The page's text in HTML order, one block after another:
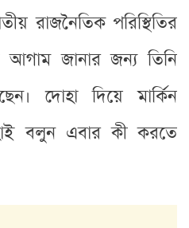
রাজনৈতিক পরিস্থিতির
জানার জন্য তিনি
দোহা দিয়ে মার্কিন
বলুন এবার কী করতে